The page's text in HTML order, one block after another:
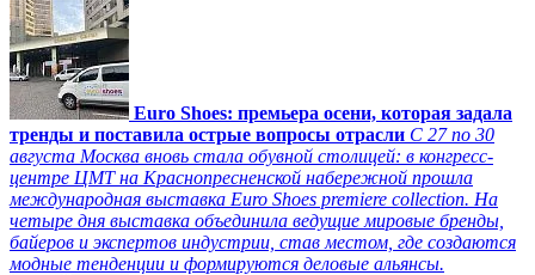
Euro Shoes: премьера осени, которая задала
тренды и поставила острые вопросы отрасли С 27 по 30
августа Москва вновь стала обувной столицей: в конгресс-
центре ЦМТ на Краснопресненской набережной прошла
международная выставка Euro Shoes premiere collection. На
четыре дня выставка объединила ведущие мировые бренды,
байеров и экспертов индустрии, став местом, где создаются
модные тенденции и формируются деловые альянсы.